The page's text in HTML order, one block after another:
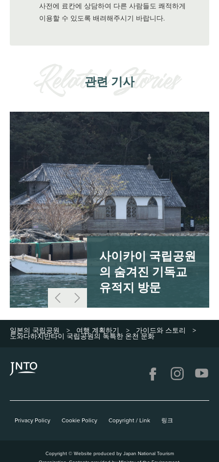
사전에 료칸에 상담하여 다른 사람들도 쾌적하게
이용할 수 있도록 배려해주시기 바랍니다.
관련 기사
사이카이 국립공원
의 숨겨진 기독교
유적지 방문
일본의 국립공원 > 여행 계획하기 > 가이드와 스토리 >
도와다하치만타이 국립공원의 독특한 온천 문화
Privacy Policy Cookie Policy Copyright / Link 링크
Copyright © Website produced by Japan National Tourism